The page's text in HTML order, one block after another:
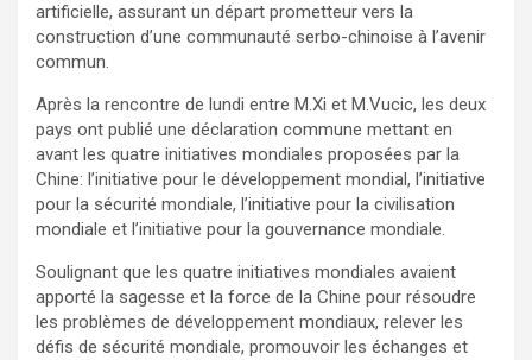
artificielle, assurant un départ prometteur vers la
construction d’une communauté serbo-chinoise à l’avenir
commun.
Après la rencontre de lundi entre M.Xi et M.Vucic, les deux
pays ont publié une déclaration commune mettant en
avant les quatre initiatives mondiales proposées par la
Chine: l’initiative pour le développement mondial, l’initiative
pour la sécurité mondiale, l’initiative pour la civilisation
mondiale et l’initiative pour la gouvernance mondiale.
Soulignant que les quatre initiatives mondiales avaient
apporté la sagesse et la force de la Chine pour résoudre
les problèmes de développement mondiaux, relever les
défis de sécurité mondiale, promouvoir les échanges et